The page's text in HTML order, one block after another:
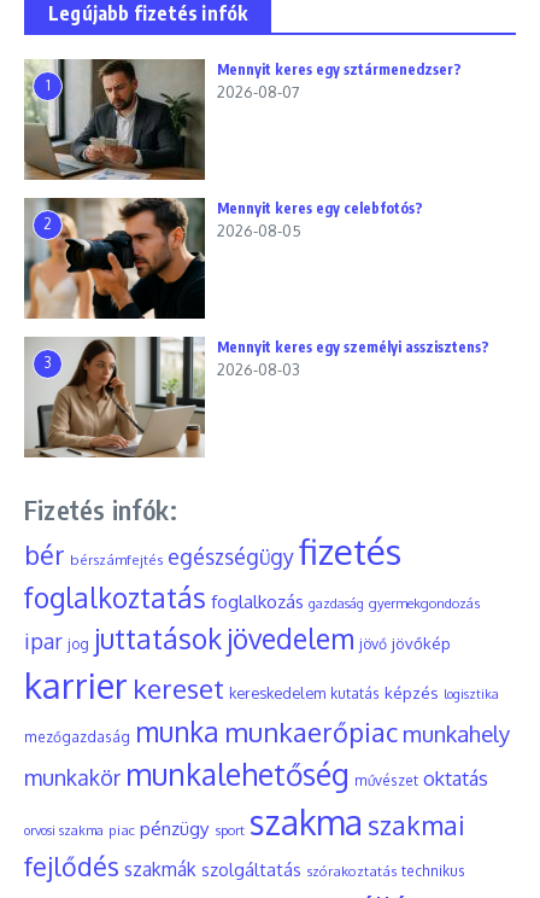
Legújabb fizetés infók
1
Mennyit keres egy sztármenedzser?
2026-08-07
2
Mennyit keres egy celebfotós?
2026-08-05
3
Mennyit keres egy személyi asszisztens?
2026-08-03
Fizetés infók:
bér bérszámfejtés egészségügyfizetés
foglalkoztatás foglalkozás gazdaság gyermekgondozás
ipar jog juttatások jövedelem jövő jövőkép
karrier kereset kereskedelem kutatás képzés logisztika
mezőgazdaság munka munkaerőpiac munkahely
munkakör munkalehetőség művészet oktatás
orvosi szakma piac pénzügy sport szakma szakmai
fejlődés szakmák szolgáltatás szórakoztatás technikus